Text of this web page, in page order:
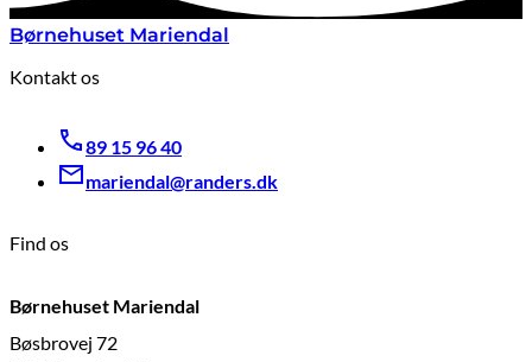
Børnehuset Mariendal
Kontakt os
89 15 96 40
mariendal@randers.dk
Find os
Børnehuset Mariendal
Bøsbrovej 72